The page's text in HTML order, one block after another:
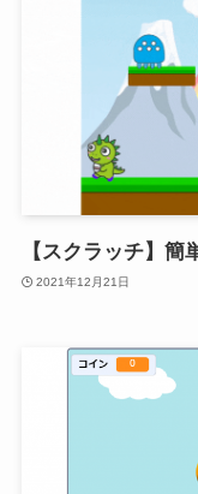
【スクラッチ】
2021年12月21日